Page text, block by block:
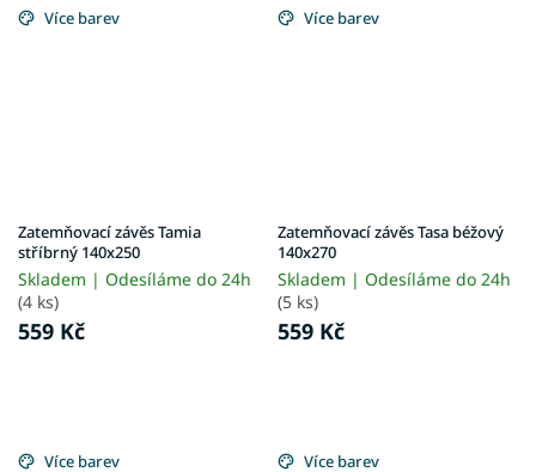
Více barev
Zatemňovací závěs Tamia
stříbrný 140x250
Skladem | Odesíláme do 24h
(4 ks)
559 Kč
Více barev
Zatemňovací závěs Tasa béžový
140x270
Skladem | Odesíláme do 24h
(5 ks)
559 Kč
Více barev Více barev